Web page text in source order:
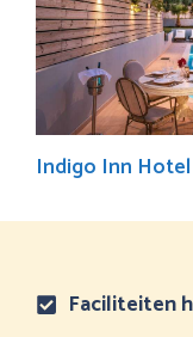
Indigo Inn Hotel
Faciliteiten